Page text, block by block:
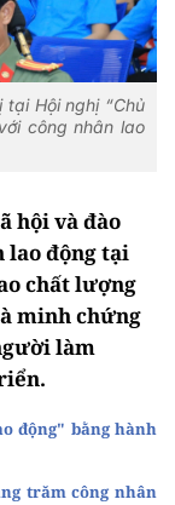
tại Hội nghị “Chủ
công nhân lao
hội và đào
lao động tại
chất lượng
minh chứng
làm
động" bằng hành
trăm công nhân